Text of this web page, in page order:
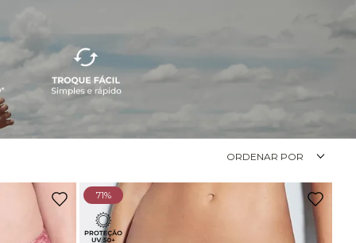
ORDENAR POR
71%
Calça Legging Cós Alto Sem Costura Azul Marinho Navy
Calça Legging Cós Alto Sem Costura Preto
189